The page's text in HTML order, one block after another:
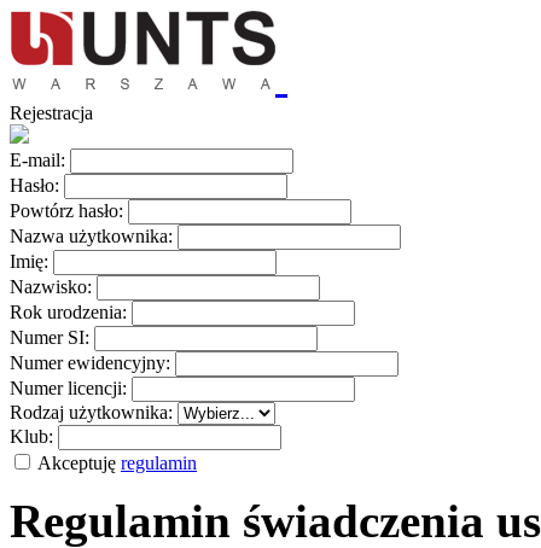
Rejestracja
E-mail:
Hasło:
Powtórz hasło:
Nazwa użytkownika:
Imię:
Nazwisko:
Rok urodzenia:
Numer SI:
Numer ewidencyjny:
Numer licencji:
Rodzaj użytkownika:
Klub:
Akceptuję regulamin
Regulamin świadczenia